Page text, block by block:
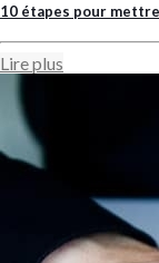
10 étapes pour
Lire plus